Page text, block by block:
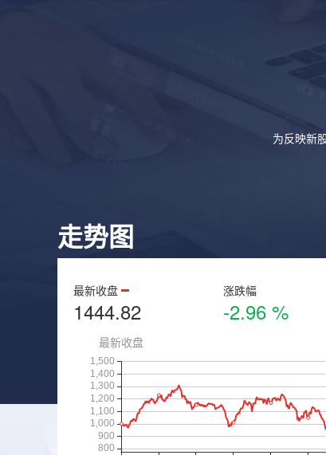
为反映新
走势图
最新收盘
1444.82
涨跌幅
-2.96 %